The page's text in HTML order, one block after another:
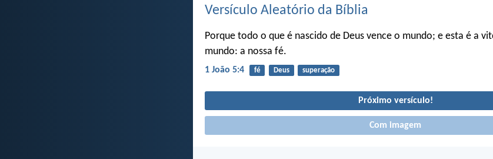
Versículo Aleatório da Bíblia
Porque todo o que é nascido de Deus vence o mundo; e esta é a
mundo: a nossa fé.
1 João 5:4 fé Deus superação
Próximo versículo!
Com imagem